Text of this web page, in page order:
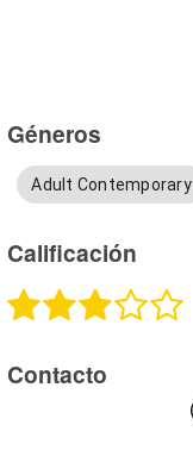
Géneros
Adult Contemporary
Calificación
Contacto